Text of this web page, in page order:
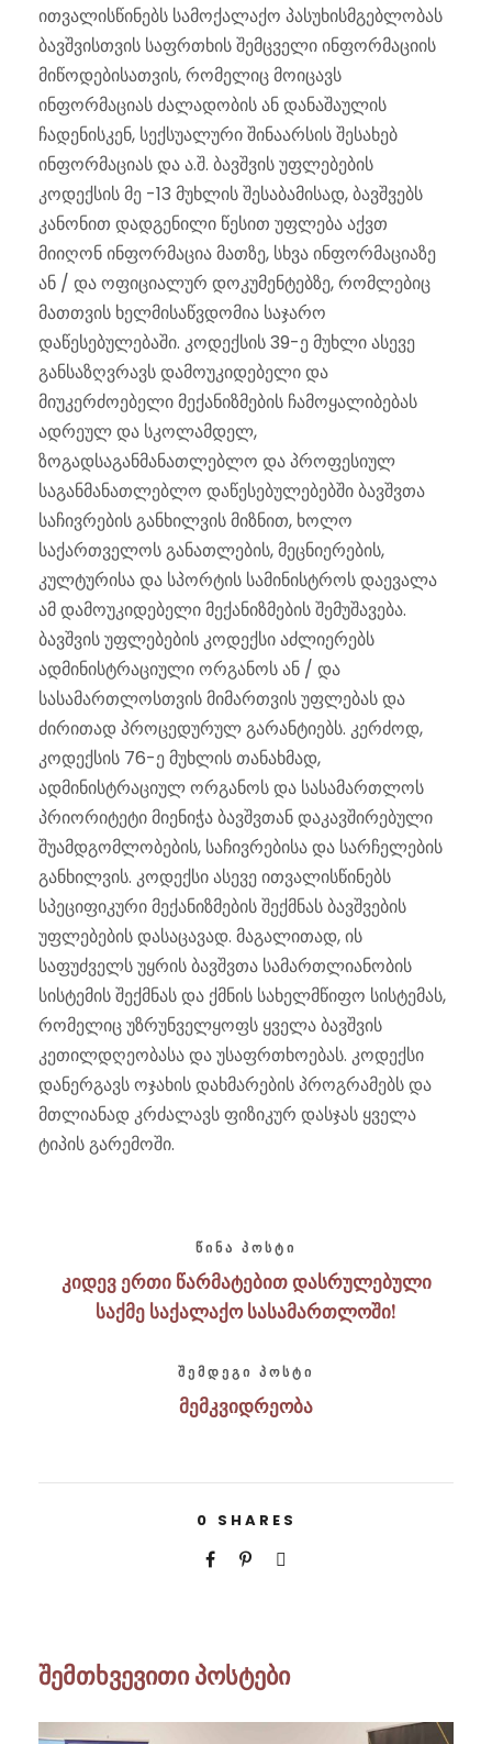
ითვალისწინებს სამოქალაქო პასუხისმგებლობას
ბავშვისთვის საფრთხის შემცველი ინფორმაციის
მიწოდებისათვის, რომელიც მოიცავს
ინფორმაციას ძალადობის ან დანაშაულის
ჩადენისკენ, სექსუალური შინაარსის შესახებ
ინფორმაციას და ა.შ. ბავშვის უფლებების
კოდექსის მე -13 მუხლის შესაბამისად, ბავშვებს
კანონით დადგენილი წესით უფლება აქვთ
მიიღონ ინფორმაცია მათზე, სხვა ინფორმაციაზე
ან / და ოფიციალურ დოკუმენტებზე, რომლებიც
მათთვის ხელმისაწვდომია საჯარო
დაწესებულებაში. კოდექსის 39-ე მუხლი ასევე
განსაზღვრავს დამოუკიდებელი და
მიუკერძოებელი მექანიზმების ჩამოყალიბებას
ადრეულ და სკოლამდელ,
ზოგადსაგანმანათლებლო და პროფესიულ
საგანმანათლებლო დაწესებულებებში ბავშვთა
საჩივრების განხილვის მიზნით, ხოლო
საქართველოს განათლების, მეცნიერების,
კულტურისა და სპორტის სამინისტროს დაევალა
ამ დამოუკიდებელი მექანიზმების შემუშავება.
ბავშვის უფლებების კოდექსი აძლიერებს
ადმინისტრაციული ორგანოს ან / და
სასამართლოსთვის მიმართვის უფლებას და
ძირითად პროცედურულ გარანტიებს. კერძოდ,
კოდექსის 76-ე მუხლის თანახმად,
ადმინისტრაციულ ორგანოს და სასამართლოს
პრიორიტეტი მიენიჭა ბავშვთან დაკავშირებული
შუამდგომლობების, საჩივრებისა და სარჩელების
განხილვის. კოდექსი ასევე ითვალისწინებს
სპეციფიკური მექანიზმების შექმნას ბავშვების
უფლებების დასაცავად. მაგალითად, ის
საფუძველს უყრის ბავშვთა სამართლიანობის
სისტემის შექმნას და ქმნის სახელმწიფო სისტემას,
რომელიც უზრუნველყოფს ყველა ბავშვის
კეთილდღეობასა და უსაფრთხოებას. კოდექსი
დანერგავს ოჯახის დახმარების პროგრამებს და
მთლიანად კრძალავს ფიზიკურ დასჯას ყველა
ტიპის გარემოში.
ᲬᲘᲜᲐ ᲞᲝᲡᲢᲘ
კიდევ ერთი წარმატებით დასრულებული
საქმე საქალაქო სასამართლოში!
ᲨᲔᲛᲓᲔᲒᲘ ᲞᲝᲡᲢᲘ
მემკვიდრეობა
0 SHARES
შემთხვევითი პოსტები